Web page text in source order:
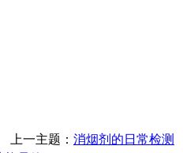
上一主题： 消烟剂的日常检测